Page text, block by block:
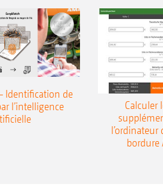
Identification de
l’intelligence
Calculer
l’ordinateur
bordure